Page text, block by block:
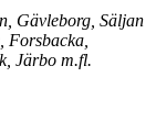
Gävleborg, Säljan
Forsbacka,
Järbo m.fl.